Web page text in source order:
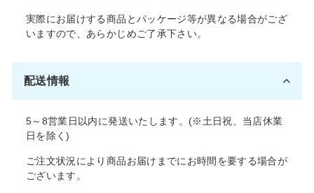
実際にお届けする商品とパッケージ等が異なる場合がござ
いますので、あらかじめご了承下さい。
配送情報
5～8営業日以内に発送いたします。(※土日祝、当店休業
日を除く)
ご注文状況により商品お届けまでにお時間を要する場合が
ございます。